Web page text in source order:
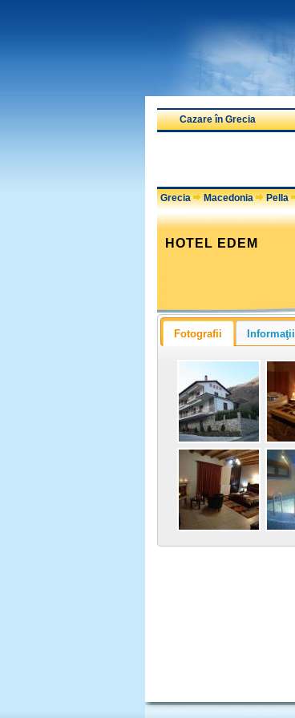
Cazare în Grecia
Grecia Macedonia Pella
HOTEL EDEM
Fotografii Informaţii